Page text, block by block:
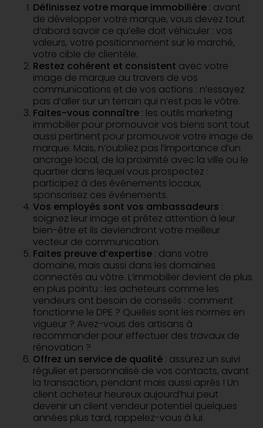
Définissez votre marque immobilière : avant
de développer votre marque, vous devez tout
d’abord savoir ce qu’elle doit véhiculer : vos
valeurs, votre positionnement sur le marché,
votre cible de clientèle.
Restez cohérent et consistent avec votre
image de marque au travers de vos
communications et de vos actions : n’essayez
pas d’aller sur un terrain qui n’est pas le vôtre.
Faites-vous connaître : les outils marketing
immobilier pour promouvoir vos biens sont tout
aussi pertinent pour promouvoir votre image de
marque. Mais, n’oubliez pas l’importance d’un
ancrage local, de la proximité avec la ville ou le
quartier dans lequel vous prospectez :
participez à des événements locaux,
sponsorisez ces événements.
Vos employés sont vos ambassadeurs :
soignez leur image et prêtez attention à leur
bien-être et ils deviendront votre meilleur
vecteur de communication.
Faites preuve d’expertise : dans votre
domaine, mais aussi dans les domaines
connectés au vôtre. L’immobilier devient de plus
en plus pointu : les acheteurs comme les
vendeurs ont besoin de conseils : comment
fonctionne le DPE ? Quelles sont les normes en
vigueur ? Avez-vous des artisans à
recommander pour effectuer des travaux de
rénovation ?
Offrez un service de qualité : assurez un suivi
régulier et personnalisé de vos contacts, avant
la transaction, pendant mais aussi après ! Un
client acheteur heureux aujourd’hui peut
devenir un client vendeur potentiel quelques
années plus tard, rappelez-vous à lui.